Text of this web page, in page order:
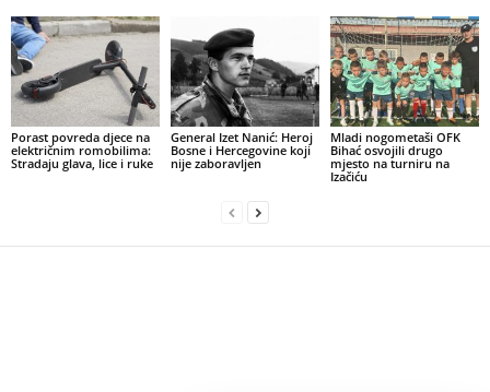
Porast povreda djece na
električnim romobilima:
Stradaju glava, lice i ruke
General Izet Nanić: Heroj
Bosne i Hercegovine koji
nije zaboravljen
Mladi nogometaši OFK
Bihać osvojili drugo
mjesto na turniru na
Izačiću